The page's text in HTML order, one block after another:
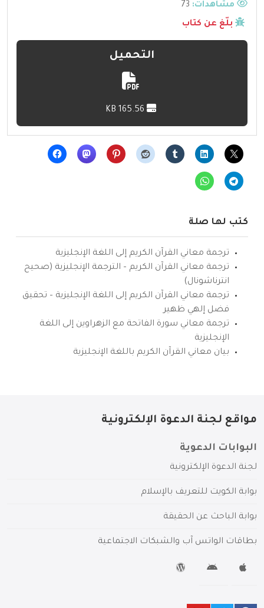
مشاهدات:
بلّغ عن كتاب
التحميل
كتب لها صلة
ترجمة معاني القرآن الكريم إلى اللغة الإنجليزية
ترجمة معاني القرآن الكريم – الترجمة الإنجليزية (صحيح
انترناشونال)
ترجمة معاني القرآن الكريم إلى اللغة الإنجليزية – تحقيق
فضل إلهي ظهير
ترجمة معاني سورة الفاتحة مع الزهراوين إلى اللغة
الإنجليزية
بيان معاني القرآن الكريم باللغة الإنجليزية
مواقع لجنة الدعوة الإلكترونية
البوابات الدعوية
لجنة الدعوة الإلكترونية
بوابة الكويت للتعريف بالإسلام
بوابة الباحث عن الحقيقة
بطاقات الواتس آب والشبكات الاجتماعية